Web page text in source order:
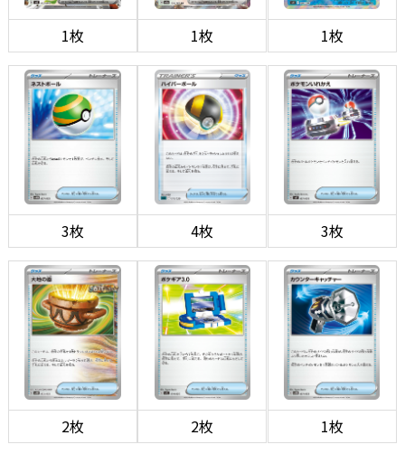
1枚 1枚 1枚
3枚 4枚 3枚
2枚 2枚 1枚